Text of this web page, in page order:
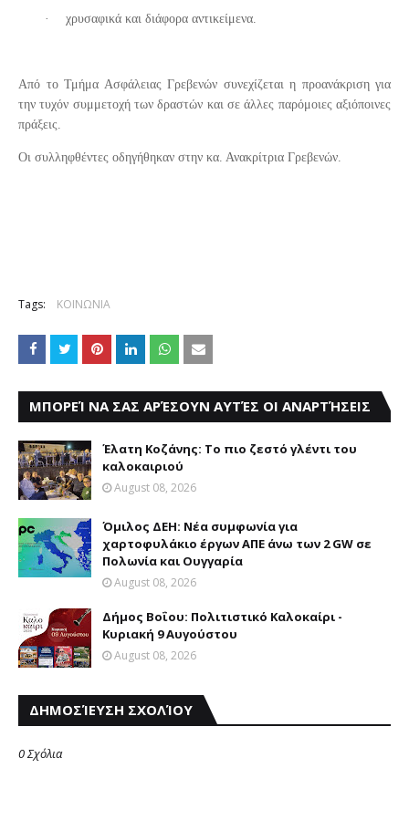
· χρυσαφικά και διάφορα αντικείμενα.
Από το Τμήμα Ασφάλειας Γρεβενών συνεχίζεται η προανάκριση για
την τυχόν συμμετοχή των δραστών και σε άλλες παρόμοιες αξιόποινες
πράξεις.
Οι συλληφθέντες οδηγήθηκαν στην κα. Ανακρίτρια Γρεβενών.
Tags: ΚΟΙΝΩΝΙΑ
ΜΠΟΡΕΊ ΝΑ ΣΑΣ ΑΡΈΣΟΥΝ ΑΥΤΈΣ ΟΙ ΑΝΑΡΤΉΣΕΙΣ
Έλατη Κοζάνης: Το πιο ζεστό γλέντι του
καλοκαιριού
August 08, 2026
Όμιλος ΔΕΗ: Νέα συμφωνία για
χαρτοφυλάκιο έργων ΑΠΕ άνω των 2 GW σε
Πολωνία και Ουγγαρία
August 08, 2026
Δήμος Βοΐου: Πολιτιστικό Καλοκαίρι -
Κυριακή 9 Αυγούστου
August 08, 2026
ΔΗΜΟΣΊΕΥΣΗ ΣΧΟΛΊΟΥ
0 Σχόλια